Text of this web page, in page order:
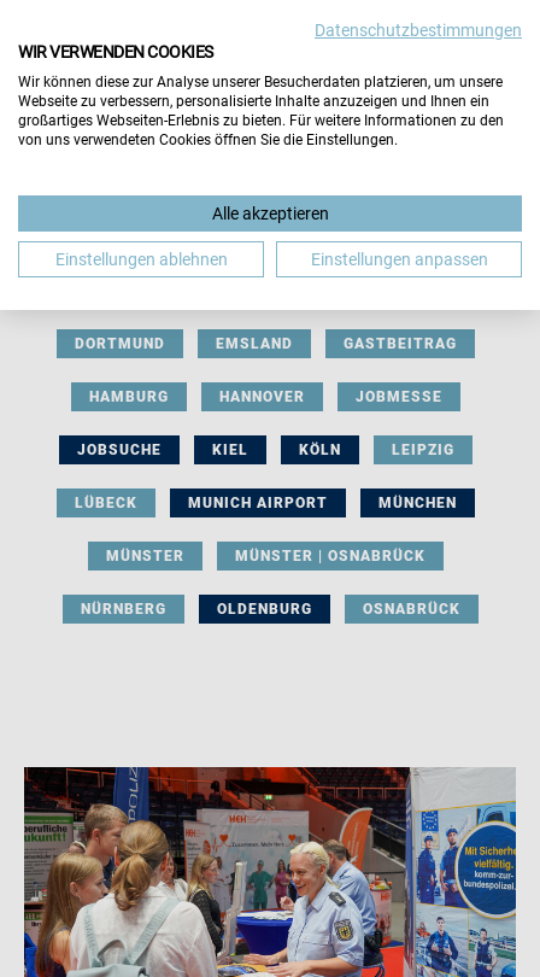
BERUFLICHE ORIENTIERUNG BEWERBUNG
DORTMUND EMSLAND GASTBEITRAG
HAMBURG HANNOVER JOBMESSE
JOBSUCHE KIEL KÖLN LEIPZIG
LÜBECK MUNICH AIRPORT MÜNCHEN
MÜNSTER MÜNSTER | OSNABRÜCK
NÜRNBERG OLDENBURG OSNABRÜCK
Datenschutzbestimmungen
WIR VERWENDEN COOKIES
Wir können diese zur Analyse unserer Besucherdaten platzieren, um unsere
Webseite zu verbessern, personalisierte Inhalte anzuzeigen und Ihnen ein
großartiges Webseiten-Erlebnis zu bieten. Für weitere Informationen zu den
von uns verwendeten Cookies öffnen Sie die Einstellungen.
Alle akzeptieren
Einstellungen ablehnen Einstellungen anpassen